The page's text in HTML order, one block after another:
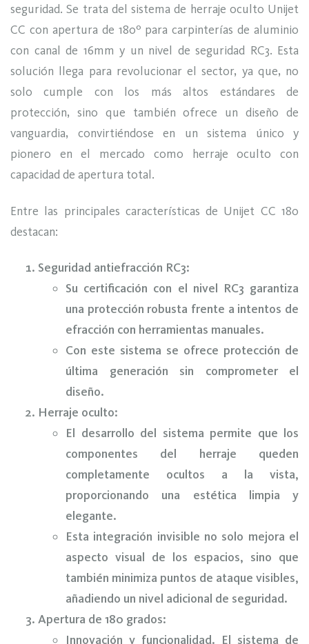
seguridad. Se trata del sistema de herraje oculto Unijet
CC con apertura de 180º para carpinterías de aluminio
con canal de 16mm y un nivel de seguridad RC3. Esta
solución llega para revolucionar el sector, ya que, no
solo cumple con los más altos estándares de
protección, sino que también ofrece un diseño de
vanguardia, convirtiéndose en un sistema único y
pionero en el mercado como herraje oculto con
capacidad de apertura total.
Entre las principales características de Unijet CC 180
destacan:
Seguridad antiefracción RC3:
Su certificación con el nivel RC3 garantiza
una protección robusta frente a intentos de
efracción con herramientas manuales.
Con este sistema se ofrece protección de
última generación sin comprometer el
diseño.
Herraje oculto:
El desarrollo del sistema permite que los
componentes del herraje queden
completamente ocultos a la vista,
proporcionando una estética limpia y
elegante.
Esta integración invisible no solo mejora el
aspecto visual de los espacios, sino que
también minimiza puntos de ataque visibles,
añadiendo un nivel adicional de seguridad.
Apertura de 180 grados:
Innovación y funcionalidad. El sistema de